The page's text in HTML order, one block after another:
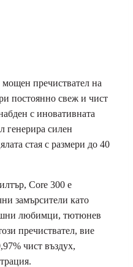
пречиствател на
постоянно свеж и чист
с иновативната
генерира силен
стая с размери до 40
Core 300 е
замърсители като
любимци, тютюнев
пречиствател, вие
чист въздух,